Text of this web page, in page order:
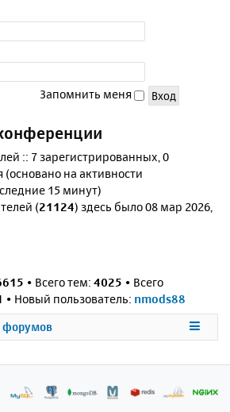
Запомнить меня
:: 7 зарегистрированных, 0
(основано на активности
15 минут)
(21124) здесь было 08 мар 2026,
• Всего тем: 4025 • Всего
• Новый пользователь: nmods88
форумов